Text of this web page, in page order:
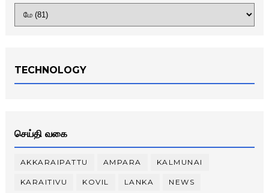
TECHNOLOGY
செய்தி வகை
AKKARAIPATTU AMPARA KALMUNAI
KARAITIVU KOVIL LANKA NEWS